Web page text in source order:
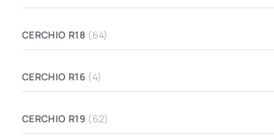
CERCHIO R18 (64)
CERCHIO R16 (4)
CERCHIO R19 (62)